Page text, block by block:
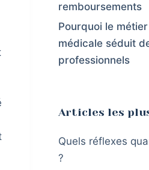
remboursements
Pourquoi le
médicale séduit
professionnels
Articles les
Quels réflexes
?